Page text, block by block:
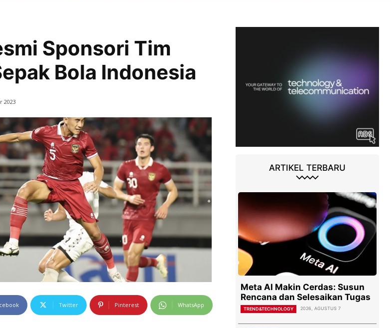
Sponsori Tim
Bola Indonesia
2023
Twitter Pinterest WhatsApp
ARTIKEL TERBARU
Meta AI Makin Cerdas: Susun
Rencana dan Selesaikan Tugas
TREND&TECHNOLOGY 2026, AGUSTUS 7